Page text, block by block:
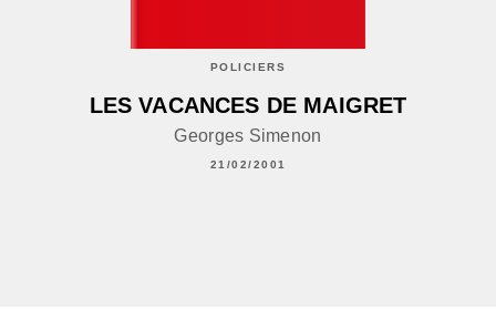
POLICIERS
LES VACANCES DE MAIGRET
Georges Simenon
21/02/2001